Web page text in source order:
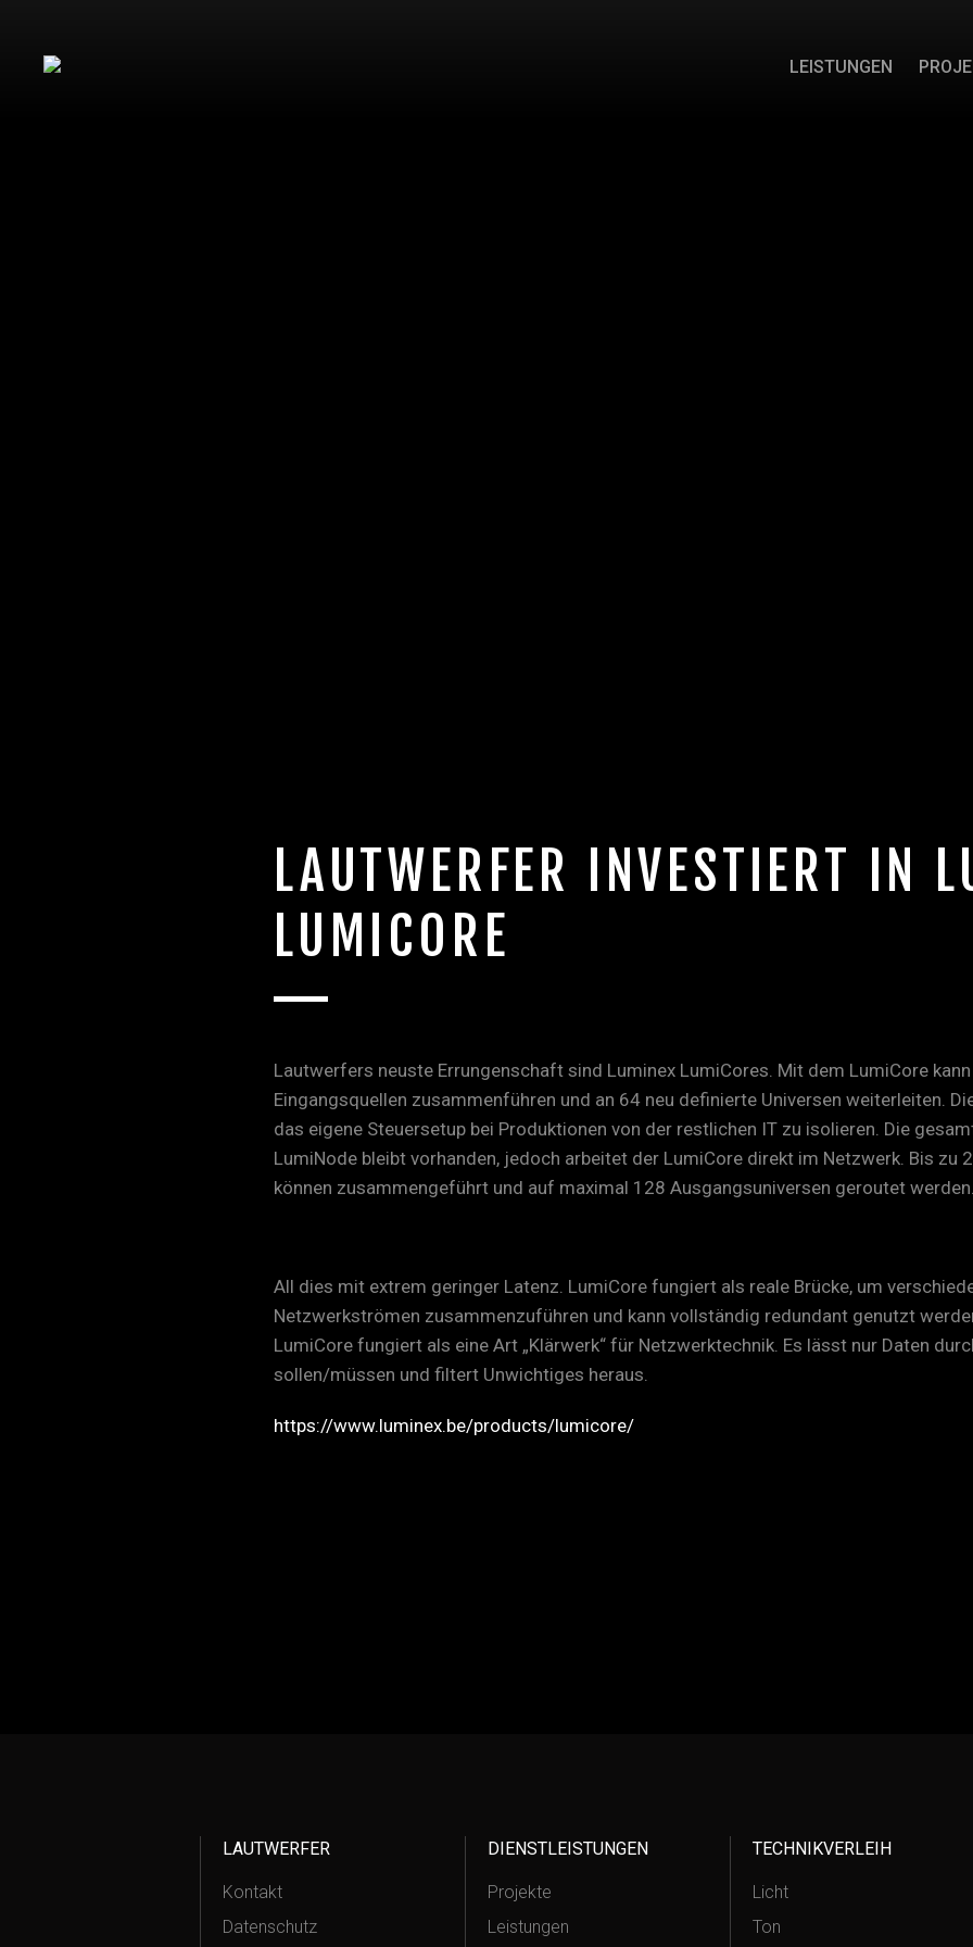
LEISTUNGEN
LAUTWERFER INVESTIERT IN
LUMICORE
Lautwerfers neuste Errungenschaft sind Luminex LumiCores. Mit dem LumiCore
Eingangsquellen zusammenführen und an 64 neu definierte Universen weiterleiten.
das eigene Steuersetup bei Produktionen von der restlichen IT zu isolieren. Die
LumiNode bleibt vorhanden, jedoch arbeitet der LumiCore direkt im Netzwerk. Bis zu
können zusammengeführt und auf maximal 128 Ausgangsuniversen geroutet werden.
All dies mit extrem geringer Latenz. LumiCore fungiert als reale Brücke, um
Netzwerkströmen zusammenzuführen und kann vollständig redundant genutzt
LumiCore fungiert als eine Art „Klärwerk“ für Netzwerktechnik. Es lässt nur Daten
sollen/müssen und filtert Unwichtiges heraus.
https://www.luminex.be/products/lumicore/
LAUTWERFER
Kontakt
Datenschutz
DIENSTLEISTUNGEN
Projekte
Leistungen
TECHNIKVERLEIH
Licht
Ton